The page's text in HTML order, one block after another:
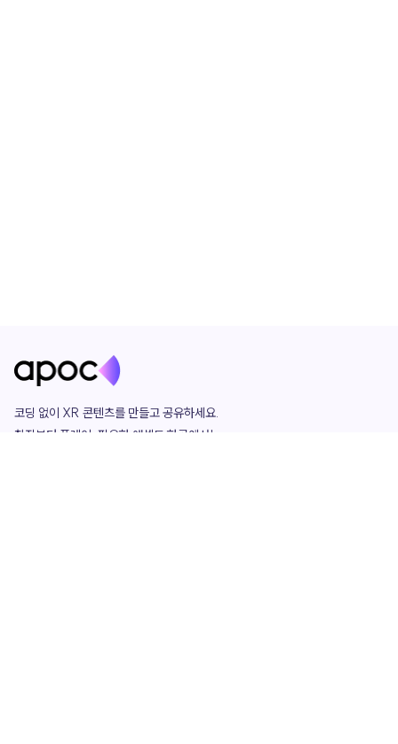
코딩 없이 XR 콘텐츠를 만들고 공유하세요.
창작부터 플레이, 필요한 애셋도 한곳에서!